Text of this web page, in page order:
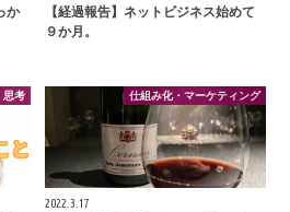
か
【経過報告】ネットビジネス始めて
９か月。
思考 仕組み化・マーケティング
2022.3.17